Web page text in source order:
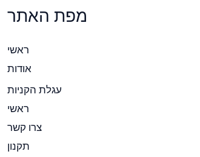
מפת האתר
ראשי
אודות
עגלת הקניות
ראשי
צרו קשר
תקנון